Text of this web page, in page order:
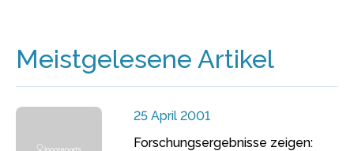
Meistgelesene Artikel
25 April 2001
Forschungsergebnisse zeigen: